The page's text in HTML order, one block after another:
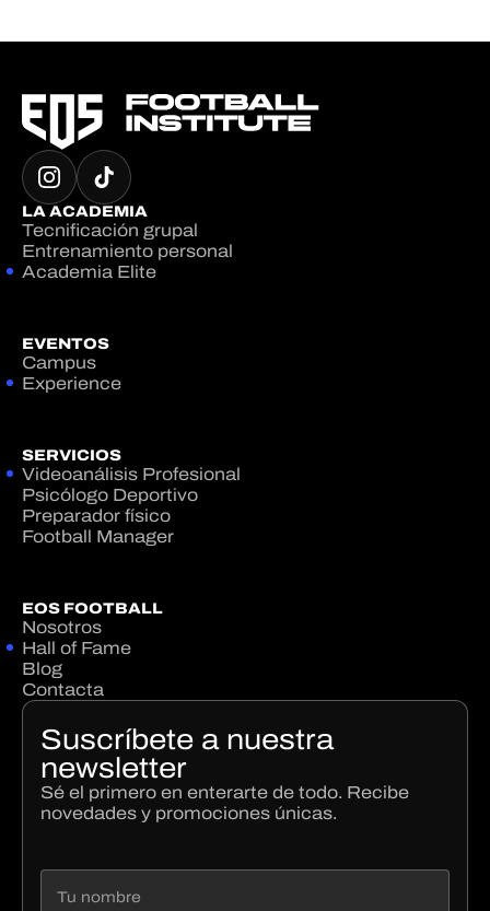
LA ACADEMIA
Tecnificación grupal
Entrenamiento personal
Academia Elite
EVENTOS
Campus
Experience
SERVICIOS
Videoanálisis Profesional
Psicólogo Deportivo
Preparador físico
Football Manager
EOS FOOTBALL
Nosotros
Hall of Fame
Blog
Contacta
Suscríbete a nuestra
newsletter
Sé el primero en enterarte de todo. Recibe
novedades y promociones únicas.